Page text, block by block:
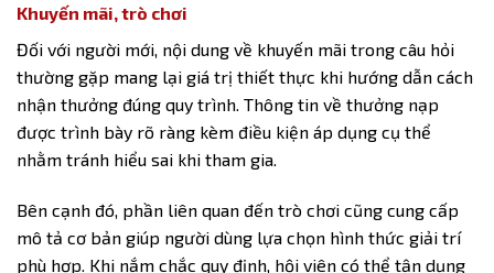
Khuyến mãi, trò chơi
Đối với người mới, nội dung về khuyến mãi trong câu hỏi
thường gặp mang lại giá trị thiết thực khi hướng dẫn cách
nhận thưởng đúng quy trình. Thông tin về thưởng nạp
được trình bày rõ ràng kèm điều kiện áp dụng cụ thể
nhằm tránh hiểu sai khi tham gia.
Bên cạnh đó, phần liên quan đến trò chơi cũng cung cấp
mô tả cơ bản giúp người dùng lựa chọn hình thức giải trí
phù hợp. Khi nắm chắc quy định, hội viên có thể tận dụng